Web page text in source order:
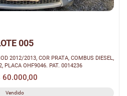
005
2012/2013, COR PRATA, COMBUS DIESEL,
PLACA OHF9046. PAT. 0014236
60.000,00
Vendido